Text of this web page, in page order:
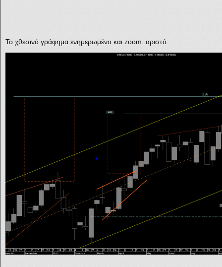
Το χθεσινό γράφημα ενημερωμένο και zoom..αριστό.